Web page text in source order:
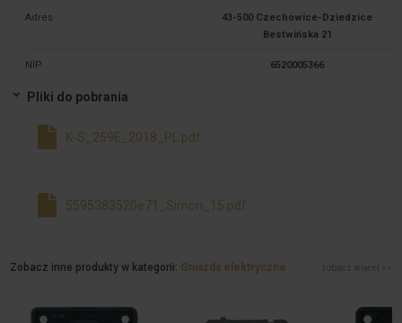
Adres
43-500 Czechowice-Dziedzice
Bestwińska 21
NIP 6520005366
Pliki do pobrania
K-S_259E_2018_PL.pdf
5595383520e71_Simon_15.pdf
Zobacz inne produkty w kategorii: Gniazda elektryczne zobacz więcej >>